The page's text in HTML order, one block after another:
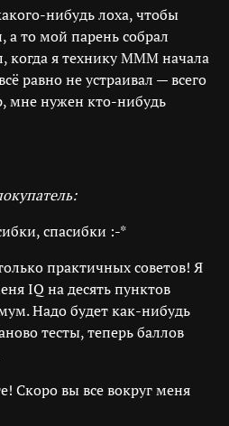
нибудь лоха, чтобы
а то мой парень собрал
когда я технику МММ начала
равно не устраивал — всего
мне нужен кто-нибудь
спасибки :-*
практичных советов! Я
IQ на десять пунктов
Надо будет как-нибудь
тесты, теперь баллов
Скоро вы все вокруг меня